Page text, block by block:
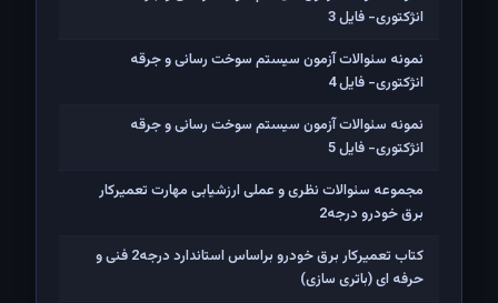
انژکتوری- فایل 3
نمونه سئوالات آزمون سیستم سوخت رسانی و جرقه
انژکتوری- فایل 4
نمونه سئوالات آزمون سیستم سوخت رسانی و جرقه
انژکتوری- فایل 5
مجموعه سئوالات نظری و عملی ارزشیابی مهارت تعمیرکار
برق خودرو درجه2
کتاب تعمیرکار برق خودرو براساس استاندارد درجه2 فنی و
حرفه ای (باتری سازی)